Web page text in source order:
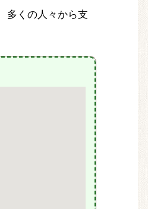
多くの人々から支